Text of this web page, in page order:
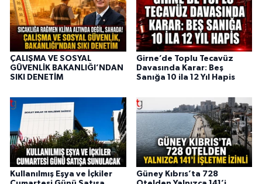
ÇALIŞMA VE SOSYAL
GÜVENLİK BAKANLIĞI’NDAN
SIKI DENETİM
Girne’de Toplu Tecavüz
Davasında Karar: Beş
Sanığa 10 ila 12 Yıl Hapis
Kullanılmış Eşya ve İçkiler
Güney Kıbrıs’ta 728